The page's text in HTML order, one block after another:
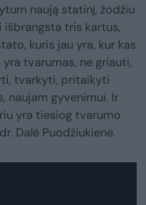
naują statinį, žodžiu
išbrangsta tris kartus,
kuris jau yra, kur kas
tvarumas, ne griauti,
tvarkyti, pritaikyti
naujam gyvenimui. Ir
yra tiesiog tvarumo
Dalė Puodžiukienė.